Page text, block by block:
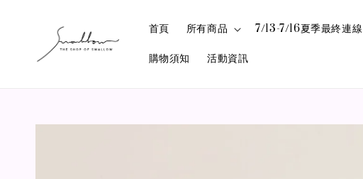
首頁 所有商品 7/13-7/16夏季最終連線
購物須知 活動資訊